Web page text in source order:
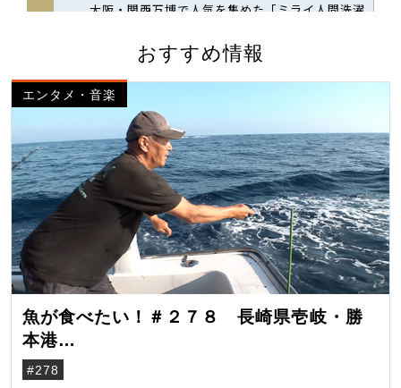
おすすめ情報
エンタメ・音楽
魚が食べたい！＃２７８ 長崎県壱岐・勝
本港
（クロマグロ）
#278